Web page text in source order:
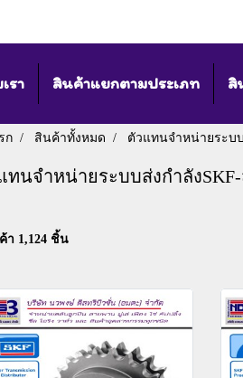
รา สินค้าแยกตามประเภท สิ
ก สินค้าทั้งหมด ตัวแทนจำหน่ายระบบ
ทนจำหน่ายระบบส่งกำลังSKF-
า 1,124 ชิ้น